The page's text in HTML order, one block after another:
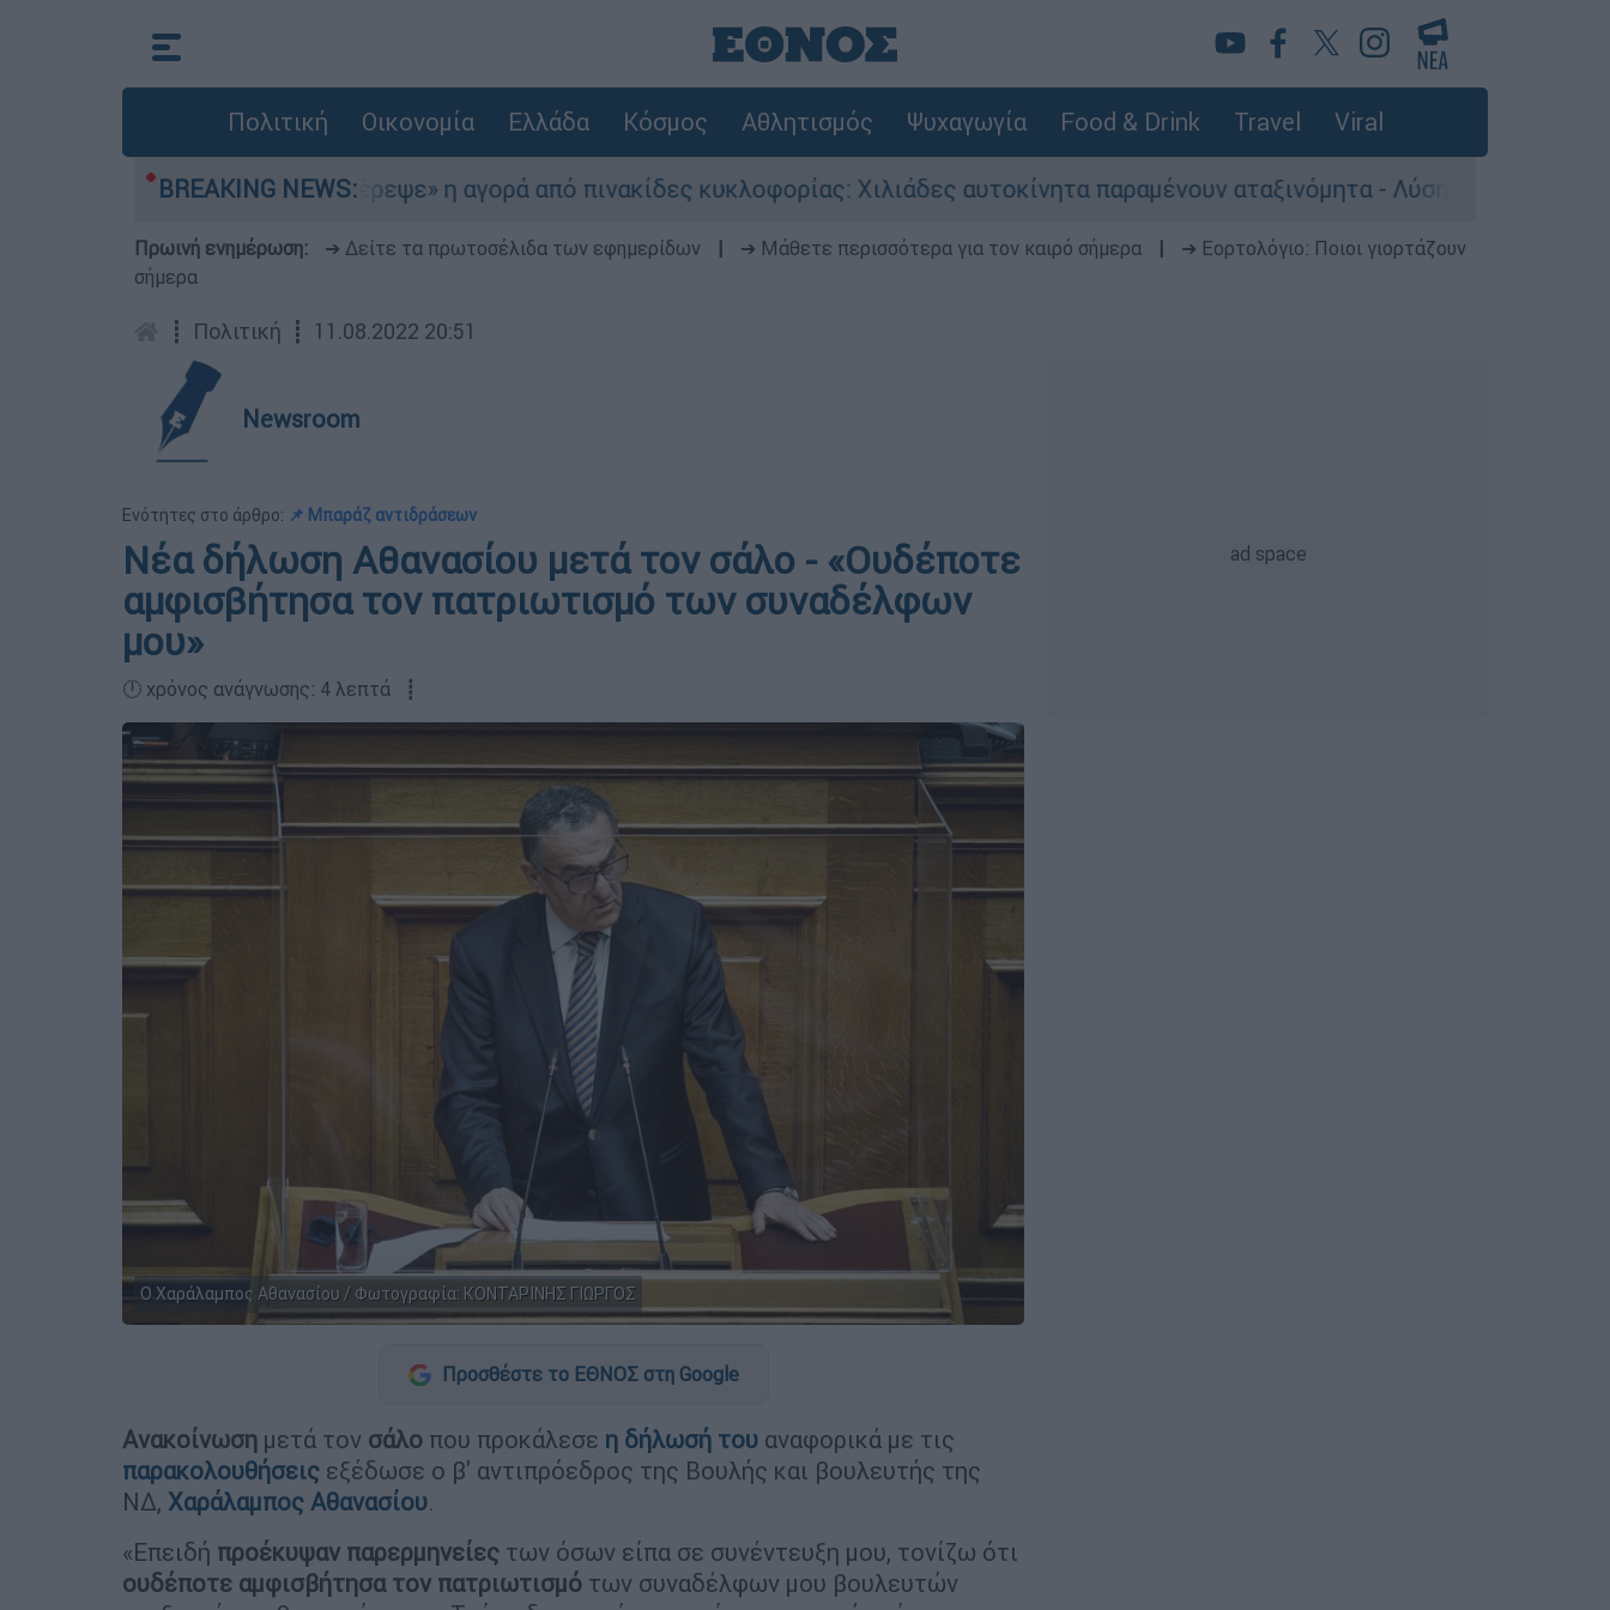
Πολιτική Οικονομία Ελλάδα Κόσμος Αθλητισμός Ψυχαγωγία Food & Drink Travel Viral
BREAKING NEWS:
«Στέρεψε» η αγορά από πινακίδες κυκλοφορίας: Χιλιάδες αυτοκίνητα παραμένουν αταξινόμητα - Λύση αναζητά το υπουργείο
Πρωινή ενημέρωση: ➔ Δείτε τα πρωτοσέλιδα των εφημερίδων ➔ Μάθετε περισσότερα για τον καιρό σήμερα
➔ Εορτολόγιο: Ποιοι γιορτάζουν
σήμερα
┋ Πολιτική ┋ 11.08.2022 20:51
Newsroom
Ενότητες στο άρθρο: 📌 Μπαράζ αντιδράσεων
Νέα δήλωση Αθανασίου μετά τον σάλο - «Ουδέποτε
αμφισβήτησα τον πατριωτισμό των συναδέλφων
μου»
🕛 χρόνος ανάγνωσης: 4 λεπτά ┋
Ο Χαράλαμπος Αθανασίου / Φωτογραφία: ΚΟΝΤΑΡΙΝΗΣ ΓΙΩΡΓΟΣ
Προσθέστε το ΕΘΝΟΣ στη Google
Ανακοίνωση μετά τον σάλο που προκάλεσε η δήλωσή του αναφορικά με τις
παρακολουθήσεις εξέδωσε ο β' αντιπρόεδρος της Βουλής και βουλευτής της
ΝΔ, Χαράλαμπος Αθανασίου.
«Επειδή προέκυψαν παρερμηνείες των όσων είπα σε συνέντευξη μου, τονίζω ότι
ουδέποτε αμφισβήτησα τον πατριωτισμό των συναδέλφων μου βουλευτών